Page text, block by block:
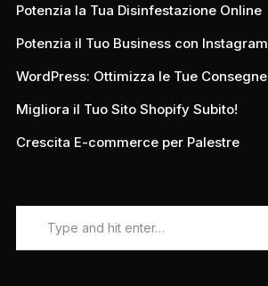
Potenzia la Tua Disinfestazione Online
Potenzia il Tuo Business con Instagram
WordPress: Ottimizza le Tue Consegne
Migliora il Tuo Sito Shopify Subito!
Crescita E-commerce per Palestre